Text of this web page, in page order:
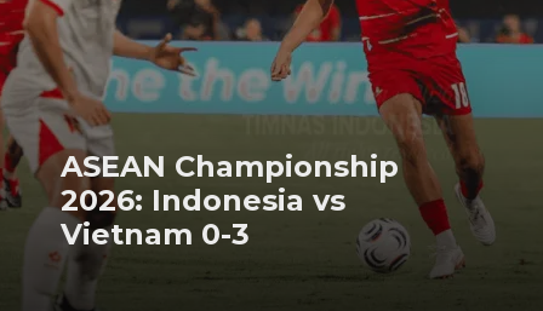
ASEAN Championship
2026: Indonesia vs
Vietnam 0-3